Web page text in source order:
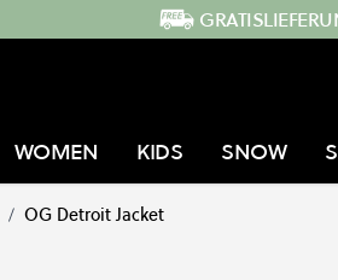
WOMEN KIDS SNOW
/ OG Detroit Jacket